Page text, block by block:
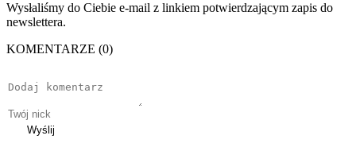
Wysłaliśmy do Ciebie e-mail z linkiem potwierdzającym zapis do
newslettera.
KOMENTARZE (0)
Wyślij